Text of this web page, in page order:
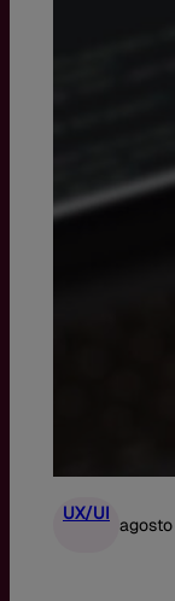
UX/UI